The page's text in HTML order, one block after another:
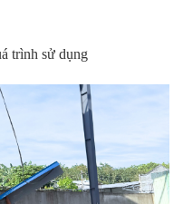
trình sử dụng